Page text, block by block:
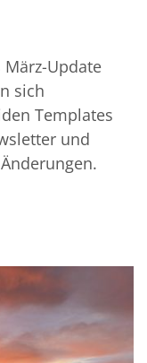
Update
sich
Templates
und